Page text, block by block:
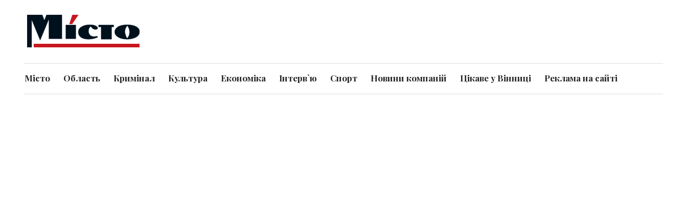
Місто Область Кримінал Культура Економіка Інтерв`ю Спорт Новини компаній Цікаве у Вінниці Реклама на сайті